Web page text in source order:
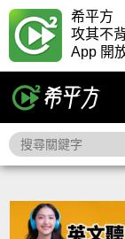
希平方
攻其不
App 開